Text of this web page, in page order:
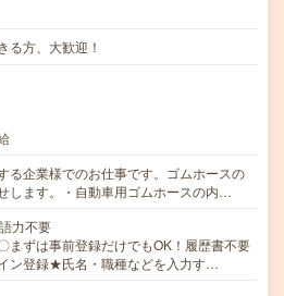
る方、大歓迎！
る企業様でのお仕事です。ゴムホースの
します。・自動車用ゴムホースの内…
力不要
まずは事前登録だけでもOK！履歴書不要
ン登録★氏名・職種などを入力す…